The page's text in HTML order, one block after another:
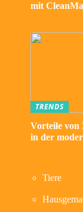
mit
TRENDS
Vorteile von
in der
Tiere